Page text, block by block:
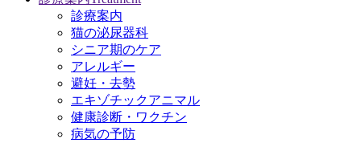
診療案内
猫の泌尿器科
シニア期のケア
アレルギー
避妊・去勢
エキゾチックアニマル
健康診断・ワクチン
病気の予防